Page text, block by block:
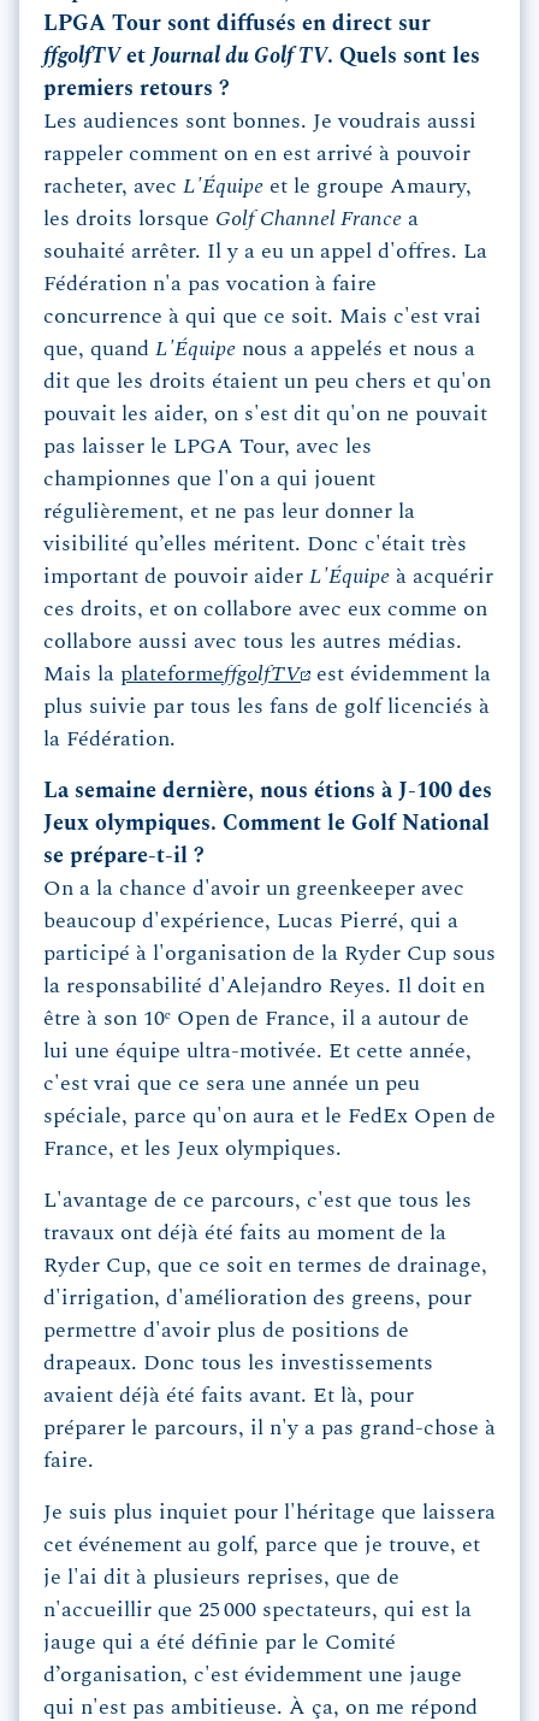
LPGA Tour sont diffusés en direct sur
ffgolfTV et Journal du Golf TV. Quels sont les
premiers retours ?
Les audiences sont bonnes. Je voudrais aussi
rappeler comment on en est arrivé à pouvoir
racheter, avec L'Équipe et le groupe Amaury,
les droits lorsque Golf Channel France a
souhaité arrêter. Il y a eu un appel d'offres. La
Fédération n'a pas vocation à faire
concurrence à qui que ce soit. Mais c'est vrai
que, quand L'Équipe nous a appelés et nous a
dit que les droits étaient un peu chers et qu'on
pouvait les aider, on s'est dit qu'on ne pouvait
pas laisser le LPGA Tour, avec les
championnes que l'on a qui jouent
régulièrement, et ne pas leur donner la
visibilité qu’elles méritent. Donc c'était très
important de pouvoir aider L'Équipe à acquérir
ces droits, et on collabore avec eux comme on
collabore aussi avec tous les autres médias.
Mais la plateformeffgolfTV
est évidemment la
plus suivie par tous les fans de golf licenciés à
la Fédération.
La semaine dernière, nous étions à J-100 des
Jeux olympiques. Comment le Golf National
se prépare-t-il ?
On a la chance d'avoir un greenkeeper avec
beaucoup d'expérience, Lucas Pierré, qui a
participé à l'organisation de la Ryder Cup sous
la responsabilité d'Alejandro Reyes. Il doit en
être à son 10ᵉ Open de France, il a autour de
lui une équipe ultra-motivée. Et cette année,
c'est vrai que ce sera une année un peu
spéciale, parce qu'on aura et le FedEx Open de
France, et les Jeux olympiques.
L'avantage de ce parcours, c'est que tous les
travaux ont déjà été faits au moment de la
Ryder Cup, que ce soit en termes de drainage,
d'irrigation, d'amélioration des greens, pour
permettre d'avoir plus de positions de
drapeaux. Donc tous les investissements
avaient déjà été faits avant. Et là, pour
préparer le parcours, il n'y a pas grand-chose à
faire.
Je suis plus inquiet pour l'héritage que laissera
cet événement au golf, parce que je trouve, et
je l'ai dit à plusieurs reprises, que de
n'accueillir que 25 000 spectateurs, qui est la
jauge qui a été définie par le Comité
d’organisation, c'est évidemment une jauge
qui n'est pas ambitieuse. À ça, on me répond